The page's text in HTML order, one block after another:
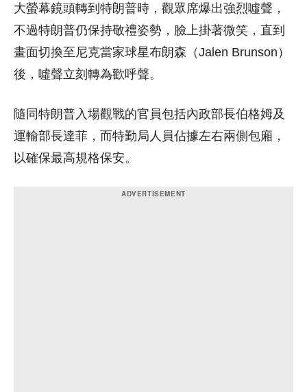
大螢幕鏡頭轉到特朗普時，觀眾席爆出強烈噓聲，
不過特朗普仍保持敬禮姿勢，臉上掛著微笑，直到
畫面切換至尼克當家球星布朗森（Jalen Brunson）
後，噓聲立刻轉為歡呼聲。
隨同特朗普入場觀戰的官員包括內政部長伯格姆及
運輸部長達菲，而特勤局人員佔據左右兩側包廂，
以確保最高規格保安。